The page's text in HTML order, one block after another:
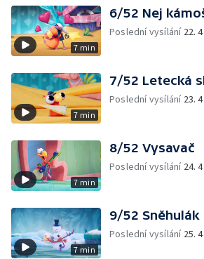
7 min
6/52 Nej
Poslední vysílání 22.
7 min
7/52 Letecká
Poslední vysílání 23.
7 min
8/52 Vysavač
Poslední vysílání 24.
7 min
9/52 Sněhulák
Poslední vysílání 25.